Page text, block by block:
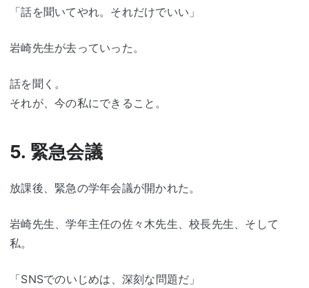
「話を聞いてやれ。それだけでいい」
岩崎先生が去っていった。
話を聞く。
それが、今の私にできること。
5. 緊急会議
放課後、緊急の学年会議が開かれた。
岩崎先生、学年主任の佐々木先生、校長先生、そして
私。
「SNSでのいじめは、深刻な問題だ」